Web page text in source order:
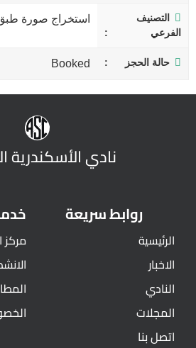
التصنيف
الفرعي
استخراج صورة
حالة الحجز Booked
نادي الأسكندرية
روابط سريعة
الرئيسية
الاخبار
النادي
المجلات
اتصل بنا